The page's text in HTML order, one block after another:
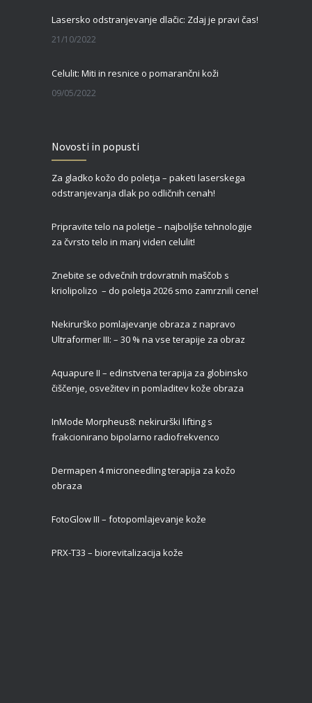
Lasersko odstranjevanje dlačic: Zdaj je pravi čas!
21/10/2022
Celulit: Miti in resnice o pomarančni koži
09/05/2022
27/02/2022
Čas je za piling!
09/01/2022
Novosti in popusti
Za gladko kožo do poletja – paketi laserskega
odstranjevanja dlak po odličnih cenah!
Pripravite telo na poletje – najboljše tehnologije
za čvrsto telo in manj viden celulit!
Znebite se odvečnih trdovratnih maščob s
kriolipolizo – do poletja 2026 smo zamrznili cene!
Nekirurško pomlajevanje obraza z napravo
Ultraformer III: – 30 % na vse terapije za obraz
Aquapure II – edinstvena terapija za globinsko
čiščenje, osvežitev in pomladitev kože obraza
InMode Morpheus8: nekirurški lifting s
frakcionirano bipolarno radiofrekvenco
Dermapen 4 microneedling terapija za kožo
obraza
FotoGlow III – fotopomlajevanje kože
PRX-T33 – biorevitalizacija kože